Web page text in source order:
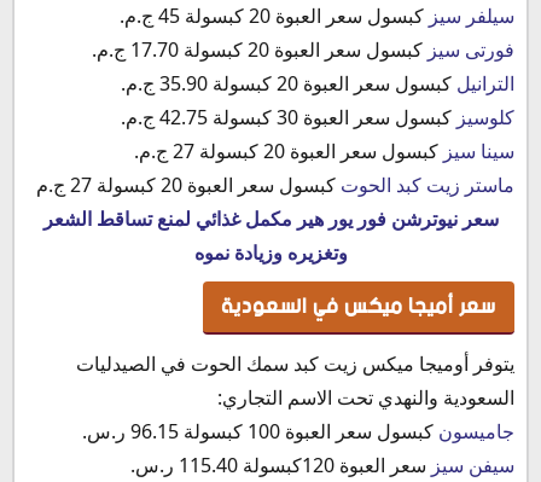
سيلفر سيز كبسول سعر العبوة 20 كبسولة 45 ج.م.
فورتى سيز كبسول سعر العبوة 20 كبسولة 17.70 ج.م.
الترانيل كبسول سعر العبوة 20 كبسولة 35.90 ج.م.
كلوسيز كبسول سعر العبوة 30 كبسولة 42.75 ج.م.
سينا سيز كبسول سعر العبوة 20 كبسولة 27 ج.م.
ماستر زيت كبد الحوت كبسول سعر العبوة 20 كبسولة 27 ج.م
سعر نيوترشن فور يور هير مكمل غذائي لمنع تساقط الشعر
وتغزيره وزيادة نموه
سعر أميجا ميكس في السعودية
يتوفر أوميجا ميكس زيت كبد سمك الحوت في الصيدليات
السعودية والنهدي تحت الاسم التجاري:
جاميسون كبسول سعر العبوة 100 كبسولة 96.15 ر.س.‏
سيفن سيز سعر العبوة 120كبسولة 115.40 ر.س.‏